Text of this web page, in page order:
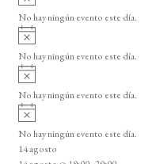
o
v
i
o
No hay ningún evento este día.
A
v
i
o
No hay ningún evento este día.
A
v
i
o
No hay ningún evento este día.
A
v
i
s
No hay ningún evento este día.
14 agosto